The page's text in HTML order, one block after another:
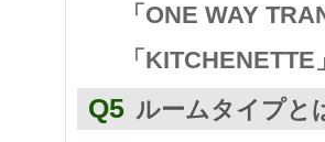
「ONE WAY
「
Q5 ルームタイプと